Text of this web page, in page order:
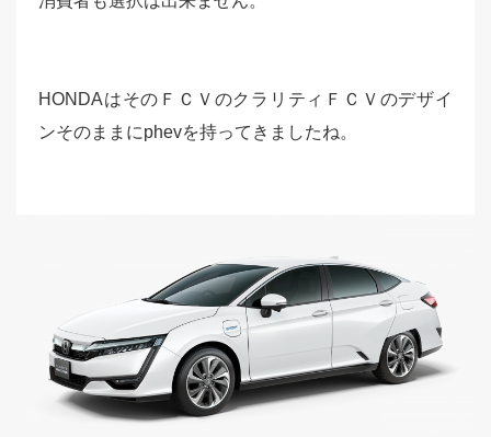
HONDAはそのＦＣＶのクラリティＦＣＶのデザイ
ンそのままにphevを持ってきましたね。